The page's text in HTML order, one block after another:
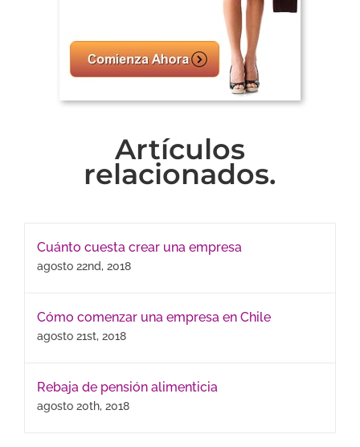
Artículos
relacionados.
Cuánto cuesta crear una empresa
agosto 22nd, 2018
Cómo comenzar una empresa en Chile
agosto 21st, 2018
Rebaja de pensión alimenticia
agosto 20th, 2018